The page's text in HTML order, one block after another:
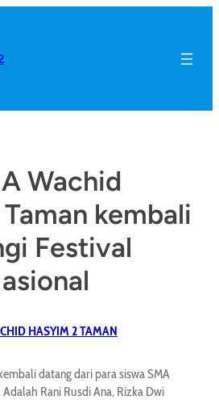
Wachid
kembali
Festival
HASYIM 2 TAMAN
datang dari para siswa SMA
Rani Rusdi Ana, Rizka Dwi